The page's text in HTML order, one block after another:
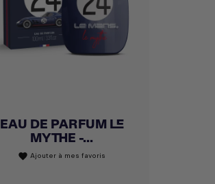
EAU DE PARFUM LE
MYTHE -...
favorite Ajouter à mes favoris